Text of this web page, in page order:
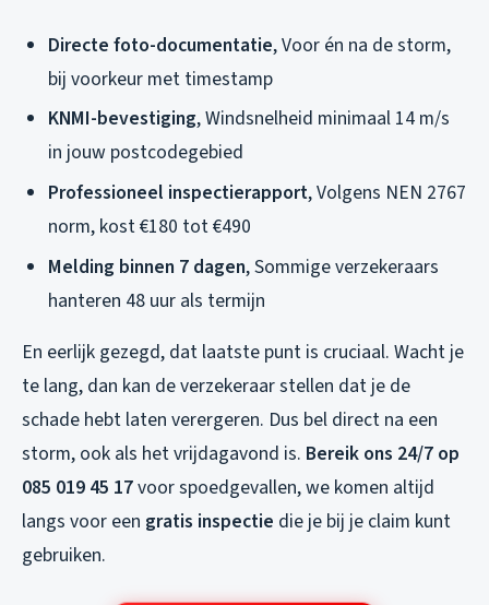
Directe foto-documentatie, Voor én na de storm,
bij voorkeur met timestamp
KNMI-bevestiging, Windsnelheid minimaal 14 m/s
in jouw postcodegebied
Professioneel inspectierapport, Volgens NEN 2767
norm, kost €180 tot €490
Melding binnen 7 dagen, Sommige verzekeraars
hanteren 48 uur als termijn
En eerlijk gezegd, dat laatste punt is cruciaal. Wacht je
te lang, dan kan de verzekeraar stellen dat je de
schade hebt laten verergeren. Dus bel direct na een
storm, ook als het vrijdagavond is. Bereik ons 24/7 op
085 019 45 17voor spoedgevallen, we komen altijd
langs voor een gratis inspectie die je bij je claim kunt
gebruiken.